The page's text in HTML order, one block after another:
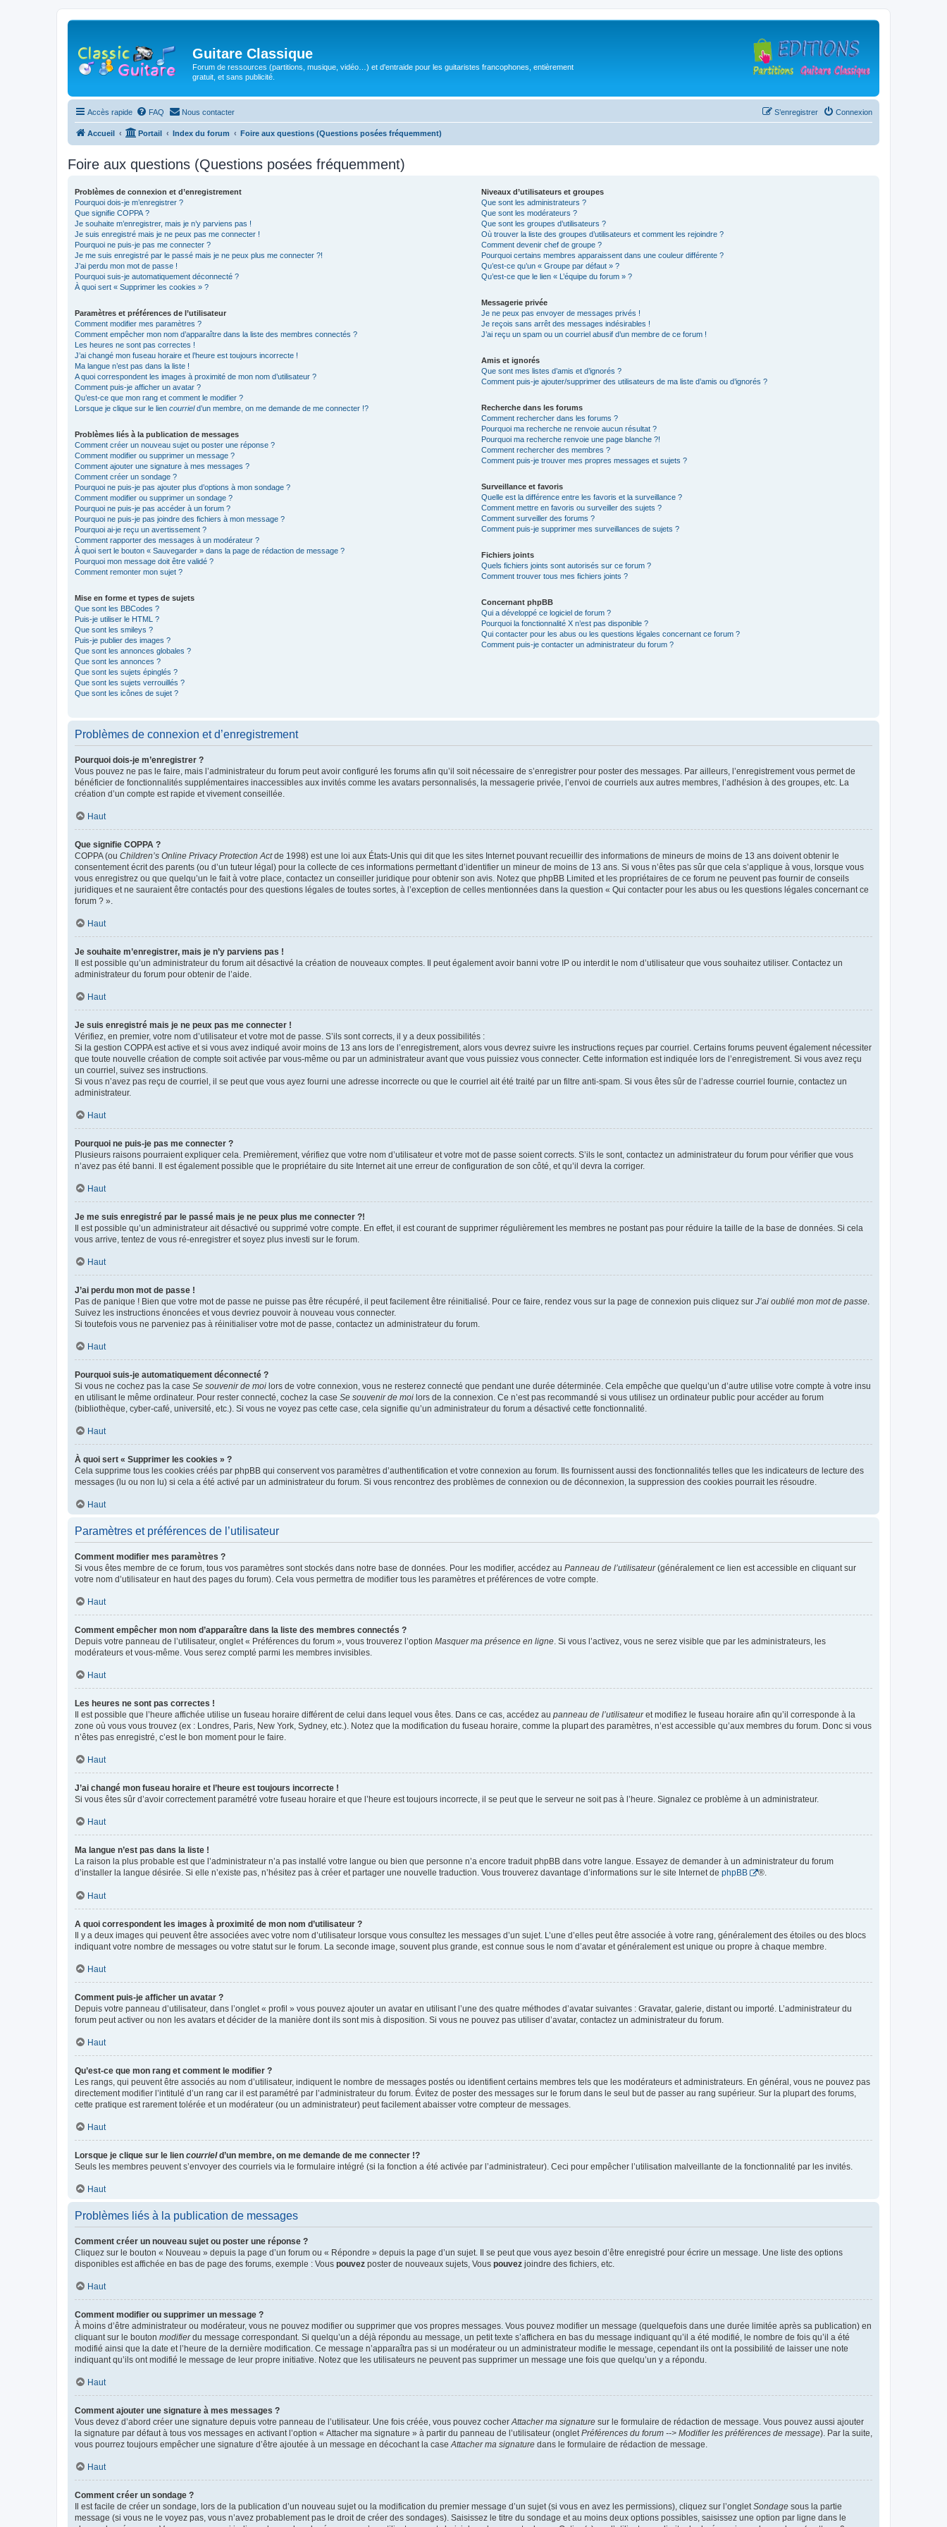
Guitare Classique
Forum de ressources (partitions, musique, vidéo…) et d'entraide pour les guitaristes francophones, entièrement
gratuit, et sans publicité.
Accès rapide FAQ Nous contacter Connexion
S’enregistrer
Accueil Portail Index du forum Foire aux questions (Questions posées fréquemment)
Foire aux questions (Questions posées fréquemment)
Problèmes de connexion et d’enregistrement
Pourquoi dois-je m’enregistrer ?
Que signifie COPPA ?
Je souhaite m’enregistrer, mais je n’y parviens pas !
Je suis enregistré mais je ne peux pas me connecter !
Pourquoi ne puis-je pas me connecter ?
Je me suis enregistré par le passé mais je ne peux plus me connecter ?!
J’ai perdu mon mot de passe !
Pourquoi suis-je automatiquement déconnecté ?
À quoi sert « Supprimer les cookies » ?
Paramètres et préférences de l’utilisateur
Comment modifier mes paramètres ?
Comment empêcher mon nom d’apparaître dans la liste des membres connectés ?
Les heures ne sont pas correctes !
J’ai changé mon fuseau horaire et l’heure est toujours incorrecte !
Ma langue n’est pas dans la liste !
A quoi correspondent les images à proximité de mon nom d’utilisateur ?
Comment puis-je afficher un avatar ?
Qu’est-ce que mon rang et comment le modifier ?
Lorsque je clique sur le lien courrield’un membre, on me demande de me connecter !?
Problèmes liés à la publication de messages
Comment créer un nouveau sujet ou poster une réponse ?
Comment modifier ou supprimer un message ?
Comment ajouter une signature à mes messages ?
Comment créer un sondage ?
Pourquoi ne puis-je pas ajouter plus d’options à mon sondage ?
Comment modifier ou supprimer un sondage ?
Pourquoi ne puis-je pas accéder à un forum ?
Pourquoi ne puis-je pas joindre des fichiers à mon message ?
Pourquoi ai-je reçu un avertissement ?
Comment rapporter des messages à un modérateur ?
À quoi sert le bouton « Sauvegarder » dans la page de rédaction de message ?
Pourquoi mon message doit être validé ?
Comment remonter mon sujet ?
Mise en forme et types de sujets
Que sont les BBCodes ?
Puis-je utiliser le HTML ?
Que sont les smileys ?
Puis-je publier des images ?
Que sont les annonces globales ?
Que sont les annonces ?
Que sont les sujets épinglés ?
Que sont les sujets verrouillés ?
Que sont les icônes de sujet ?
Niveaux d’utilisateurs et groupes
Que sont les administrateurs ?
Que sont les modérateurs ?
Que sont les groupes d’utilisateurs ?
Où trouver la liste des groupes d’utilisateurs et comment les rejoindre ?
Comment devenir chef de groupe ?
Pourquoi certains membres apparaissent dans une couleur différente ?
Qu’est-ce qu’un « Groupe par défaut » ?
Qu’est-ce que le lien « L’équipe du forum » ?
Messagerie privée
Je ne peux pas envoyer de messages privés !
Je reçois sans arrêt des messages indésirables !
J’ai reçu un spam ou un courriel abusif d’un membre de ce forum !
Amis et ignorés
Que sont mes listes d’amis et d’ignorés ?
Comment puis-je ajouter/supprimer des utilisateurs de ma liste d’amis ou d’ignorés ?
Recherche dans les forums
Comment rechercher dans les forums ?
Pourquoi ma recherche ne renvoie aucun résultat ?
Pourquoi ma recherche renvoie une page blanche ?!
Comment rechercher des membres ?
Comment puis-je trouver mes propres messages et sujets ?
Surveillance et favoris
Quelle est la différence entre les favoris et la surveillance ?
Comment mettre en favoris ou surveiller des sujets ?
Comment surveiller des forums ?
Comment puis-je supprimer mes surveillances de sujets ?
Fichiers joints
Quels fichiers joints sont autorisés sur ce forum ?
Comment trouver tous mes fichiers joints ?
Concernant phpBB
Qui a développé ce logiciel de forum ?
Pourquoi la fonctionnalité X n’est pas disponible ?
Qui contacter pour les abus ou les questions légales concernant ce forum ?
Comment puis-je contacter un administrateur du forum ?
Problèmes de connexion et d’enregistrement
Pourquoi dois-je m’enregistrer ?
Vous pouvez ne pas le faire, mais l’administrateur du forum peut avoir configuré les forums afin qu’il soit nécessaire de s’enregistrer pour poster des messages. Par ailleurs, l’enregistrement vous permet de
bénéficier de fonctionnalités supplémentaires inaccessibles aux invités comme les avatars personnalisés, la messagerie privée, l’envoi de courriels aux autres membres, l’adhésion à des groupes, etc. La
création d’un compte est rapide et vivement conseillée.
Haut
Que signifie COPPA ?
COPPA (ou Children’s Online Privacy Protection Actde 1998) est une loi aux États-Unis qui dit que les sites Internet pouvant recueillir des informations de mineurs de moins de 13 ans doivent obtenir le
consentement écrit des parents (ou d’un tuteur légal) pour la collecte de ces informations permettant d’identifier un mineur de moins de 13 ans. Si vous n’êtes pas sûr que cela s’applique à vous, lorsque vous
vous enregistrez ou que quelqu’un le fait à votre place, contactez un conseiller juridique pour obtenir son avis. Notez que phpBB Limited et les propriétaires de ce forum ne peuvent pas fournir de conseils
juridiques et ne sauraient être contactés pour des questions légales de toutes sortes, à l’exception de celles mentionnées dans la question « Qui contacter pour les abus ou les questions légales concernant ce
forum ? ».
Haut
Je souhaite m’enregistrer, mais je n’y parviens pas !
Il est possible qu’un administrateur du forum ait désactivé la création de nouveaux comptes. Il peut également avoir banni votre IP ou interdit le nom d’utilisateur que vous souhaitez utiliser. Contactez un
administrateur du forum pour obtenir de l’aide.
Haut
Je suis enregistré mais je ne peux pas me connecter !
Vérifiez, en premier, votre nom d’utilisateur et votre mot de passe. S’ils sont corrects, il y a deux possibilités :
Si la gestion COPPA est active et si vous avez indiqué avoir moins de 13 ans lors de l’enregistrement, alors vous devrez suivre les instructions reçues par courriel. Certains forums peuvent également nécessiter
que toute nouvelle création de compte soit activée par vous-même ou par un administrateur avant que vous puissiez vous connecter. Cette information est indiquée lors de l’enregistrement. Si vous avez reçu
un courriel, suivez ses instructions.
Si vous n’avez pas reçu de courriel, il se peut que vous ayez fourni une adresse incorrecte ou que le courriel ait été traité par un filtre anti-spam. Si vous êtes sûr de l’adresse courriel fournie, contactez un
administrateur.
Haut
Pourquoi ne puis-je pas me connecter ?
Plusieurs raisons pourraient expliquer cela. Premièrement, vérifiez que votre nom d’utilisateur et votre mot de passe soient corrects. S’ils le sont, contactez un administrateur du forum pour vérifier que vous
n’avez pas été banni. Il est également possible que le propriétaire du site Internet ait une erreur de configuration de son côté, et qu’il devra la corriger.
Haut
Je me suis enregistré par le passé mais je ne peux plus me connecter ?!
Il est possible qu’un administrateur ait désactivé ou supprimé votre compte. En effet, il est courant de supprimer régulièrement les membres ne postant pas pour réduire la taille de la base de données. Si cela
vous arrive, tentez de vous ré-enregistrer et soyez plus investi sur le forum.
Haut
J’ai perdu mon mot de passe !
Pas de panique ! Bien que votre mot de passe ne puisse pas être récupéré, il peut facilement être réinitialisé. Pour ce faire, rendez vous sur la page de connexion puis cliquez sur J’ai oublié mon mot de passe.
Suivez les instructions énoncées et vous devriez pouvoir à nouveau vous connecter.
Si toutefois vous ne parveniez pas à réinitialiser votre mot de passe, contactez un administrateur du forum.
Haut
Pourquoi suis-je automatiquement déconnecté ?
Si vous ne cochez pas la case Se souvenir de moi lors de votre connexion, vous ne resterez connecté que pendant une durée déterminée. Cela empêche que quelqu’un d’autre utilise votre compte à votre insu
en utilisant le même ordinateur. Pour rester connecté, cochez la case Se souvenir de moi lors de la connexion. Ce n’est pas recommandé si vous utilisez un ordinateur public pour accéder au forum
(bibliothèque, cyber-café, université, etc.). Si vous ne voyez pas cette case, cela signifie qu’un administrateur du forum a désactivé cette fonctionnalité.
Haut
À quoi sert « Supprimer les cookies » ?
Cela supprime tous les cookies créés par phpBB qui conservent vos paramètres d’authentification et votre connexion au forum. Ils fournissent aussi des fonctionnalités telles que les indicateurs de lecture des
messages (lu ou non lu) si cela a été activé par un administrateur du forum. Si vous rencontrez des problèmes de connexion ou de déconnexion, la suppression des cookies pourrait les résoudre.
Haut
Paramètres et préférences de l’utilisateur
Comment modifier mes paramètres ?
Si vous êtes membre de ce forum, tous vos paramètres sont stockés dans notre base de données. Pour les modifier, accédez au Panneau de l’utilisateur(généralement ce lien est accessible en cliquant sur
votre nom d’utilisateur en haut des pages du forum). Cela vous permettra de modifier tous les paramètres et préférences de votre compte.
Haut
Comment empêcher mon nom d’apparaître dans la liste des membres connectés ?
Depuis votre panneau de l’utilisateur, onglet « Préférences du forum », vous trouverez l’option Masquer ma présence en ligne. Si vous l’activez, vous ne serez visible que par les administrateurs, les
modérateurs et vous-même. Vous serez compté parmi les membres invisibles.
Haut
Les heures ne sont pas correctes !
Il est possible que l’heure affichée utilise un fuseau horaire différent de celui dans lequel vous êtes. Dans ce cas, accédez au panneau de l’utilisateuret modifiez le fuseau horaire afin qu’il corresponde à la
zone où vous vous trouvez (ex : Londres, Paris, New York, Sydney, etc.). Notez que la modification du fuseau horaire, comme la plupart des paramètres, n’est accessible qu’aux membres du forum. Donc si vous
n’êtes pas enregistré, c’est le bon moment pour le faire.
Haut
J’ai changé mon fuseau horaire et l’heure est toujours incorrecte !
Si vous êtes sûr d’avoir correctement paramétré votre fuseau horaire et que l’heure est toujours incorrecte, il se peut que le serveur ne soit pas à l’heure. Signalez ce problème à un administrateur.
Haut
Ma langue n’est pas dans la liste !
La raison la plus probable est que l’administrateur n’a pas installé votre langue ou bien que personne n’a encore traduit phpBB dans votre langue. Essayez de demander à un administrateur du forum
d’installer la langue désirée. Si elle n’existe pas, n’hésitez pas à créer et partager une nouvelle traduction. Vous trouverez davantage d’informations sur le site Internet de phpBB ®.
Haut
A quoi correspondent les images à proximité de mon nom d’utilisateur ?
Il y a deux images qui peuvent être associées avec votre nom d’utilisateur lorsque vous consultez les messages d’un sujet. L’une d’elles peut être associée à votre rang, généralement des étoiles ou des blocs
indiquant votre nombre de messages ou votre statut sur le forum. La seconde image, souvent plus grande, est connue sous le nom d’avatar et généralement est unique ou propre à chaque membre.
Haut
Comment puis-je afficher un avatar ?
Depuis votre panneau d’utilisateur, dans l’onglet « profil » vous pouvez ajouter un avatar en utilisant l’une des quatre méthodes d’avatar suivantes : Gravatar, galerie, distant ou importé. L’administrateur du
forum peut activer ou non les avatars et décider de la manière dont ils sont mis à disposition. Si vous ne pouvez pas utiliser d’avatar, contactez un administrateur du forum.
Haut
Qu’est-ce que mon rang et comment le modifier ?
Les rangs, qui peuvent être associés au nom d’utilisateur, indiquent le nombre de messages postés ou identifient certains membres tels que les modérateurs et administrateurs. En général, vous ne pouvez pas
directement modifier l’intitulé d’un rang car il est paramétré par l’administrateur du forum. Évitez de poster des messages sur le forum dans le seul but de passer au rang supérieur. Sur la plupart des forums,
cette pratique est rarement tolérée et un modérateur (ou un administrateur) peut facilement abaisser votre compteur de messages.
Haut
Lorsque je clique sur le lien courrield’un membre, on me demande de me connecter !?
Seuls les membres peuvent s’envoyer des courriels via le formulaire intégré (si la fonction a été activée par l’administrateur). Ceci pour empêcher l’utilisation malveillante de la fonctionnalité par les invités.
Haut
Problèmes liés à la publication de messages
Comment créer un nouveau sujet ou poster une réponse ?
Cliquez sur le bouton « Nouveau » depuis la page d’un forum ou « Répondre » depuis la page d’un sujet. Il se peut que vous ayez besoin d’être enregistré pour écrire un message. Une liste des options
disponibles est affichée en bas de page des forums, exemple : Vous pouvez poster de nouveaux sujets, Vous pouvez joindre des fichiers, etc.
Haut
Comment modifier ou supprimer un message ?
À moins d’être administrateur ou modérateur, vous ne pouvez modifier ou supprimer que vos propres messages. Vous pouvez modifier un message (quelquefois dans une durée limitée après sa publication) en
cliquant sur le bouton modifierdu message correspondant. Si quelqu’un a déjà répondu au message, un petit texte s’affichera en bas du message indiquant qu’il a été modifié, le nombre de fois qu’il a été
modifié ainsi que la date et l’heure de la dernière modification. Ce message n’apparaîtra pas si un modérateur ou un administrateur modifie le message, cependant ils ont la possibilité de laisser une note
indiquant qu’ils ont modifié le message de leur propre initiative. Notez que les utilisateurs ne peuvent pas supprimer un message une fois que quelqu’un y a répondu.
Haut
Comment ajouter une signature à mes messages ?
Vous devez d’abord créer une signature depuis votre panneau de l’utilisateur. Une fois créée, vous pouvez cocherAttacher ma signature sur le formulaire de rédaction de message. Vous pouvez aussi ajouter
la signature par défaut à tous vos messages en activant l’option « Attacher ma signature » à partir du panneau de l’utilisateur (ongletPréférences du forum --> Modifier les préférences de message). Par la suite,
vous pourrez toujours empêcher une signature d’être ajoutée à un message en décochant la caseAttacher ma signature dans le formulaire de rédaction de message.
Haut
Comment créer un sondage ?
Il est facile de créer un sondage, lors de la publication d’un nouveau sujet ou la modification du premier message d’un sujet (si vous en avez les permissions), cliquez sur l’ongletSondage sous la partie
message (si vous ne le voyez pas, vous n’avez probablement pas le droit de créer des sondages). Saisissez le titre du sondage et au moins deux options possibles, saisissez une option par ligne dans le